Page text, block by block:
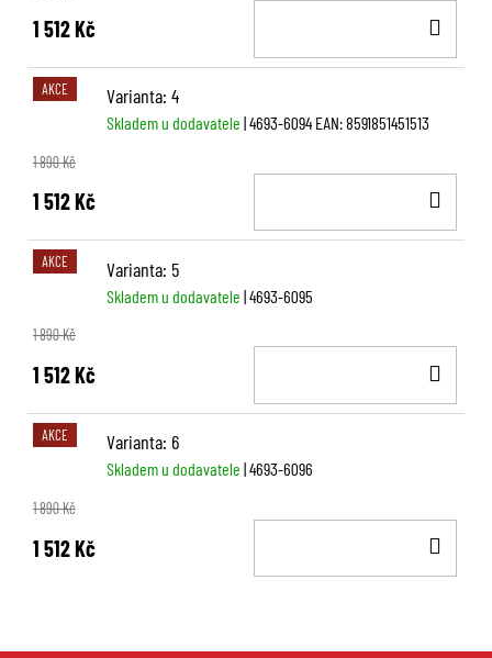
1 512 Kč
AKCE Varianta: 4
Skladem u dodavatele | 4693-6094 EAN:8591851451513
1 890 Kč
1 512 Kč
AKCE Varianta: 5
Skladem u dodavatele | 4693-6095
1 890 Kč
1 512 Kč
AKCE Varianta: 6
Skladem u dodavatele | 4693-6096
1 890 Kč
1 512 Kč